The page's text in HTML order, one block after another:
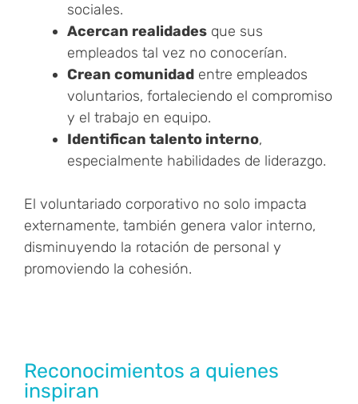
sociales.
Acercan realidades que sus
empleados tal vez no conocerían.
Crean comunidad entre empleados
voluntarios, fortaleciendo el compromiso
y el trabajo en equipo.
Identifican talento interno,
especialmente habilidades de liderazgo.
El voluntariado corporativo no solo impacta
externamente, también genera valor interno,
disminuyendo la rotación de personal y
promoviendo la cohesión.
Reconocimientos a quienes
inspiran